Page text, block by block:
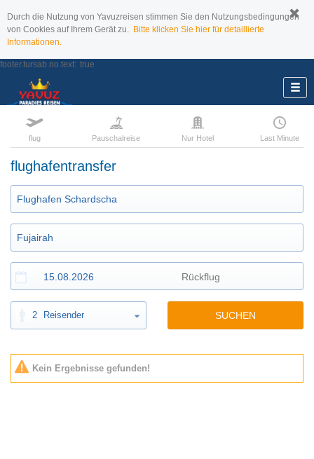
Durch die Nutzung von Yavuzreisen stimmen Sie den Nutzungsbedingungen
von Cookies auf Ihrem Gerät zu. Bitte klicken Sie hier für detaillierte
Informationen.
footer.tursab.no.text: true
flug Pauschalreise Nur Hotel Last Minute
flughafentransfer
2 Reisender SUCHEN
Kein Ergebnisse gefunden!